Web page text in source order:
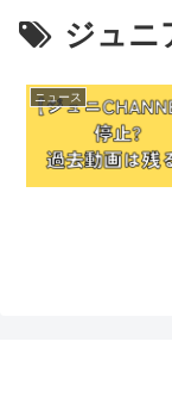
ジュニ
ニュース